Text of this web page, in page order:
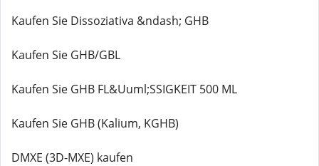
Kaufen Sie Dissoziativa &ndash; GHB
Kaufen Sie GHB/GBL
Kaufen Sie GHB FL&Uuml;SSIGKEIT 500 ML
Kaufen Sie GHB (Kalium, KGHB)
DMXE (3D-MXE) kaufen